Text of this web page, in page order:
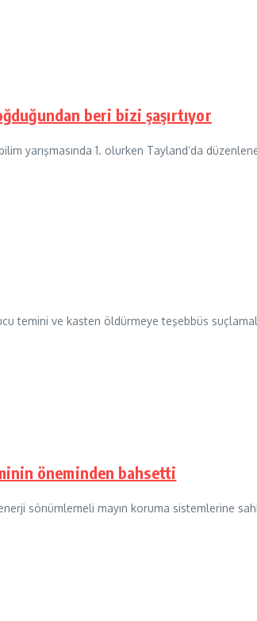
beri bizi şaşırtıyor
yarışmasında 1. olurken Tayland’da
temini ve kasten öldürmeye teşebbüs
öneminden bahsetti
sönümlemeli mayın koruma sistemlerine